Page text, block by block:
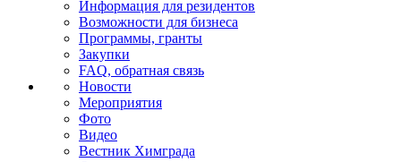
Информация для резидентов
Возможности для бизнеса
Программы, гранты
Закупки
FAQ, обратная связь
Новости
Мероприятия
Фото
Видео
Вестник Химграда